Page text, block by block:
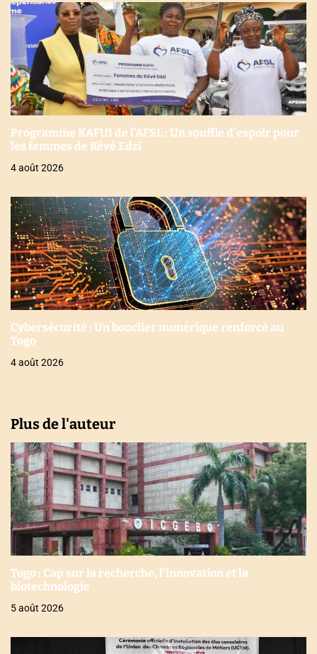
Programme KAFUI de l’AFSL : Un souffle d’espoir pour
les femmes de Kévé Edzi
4 août 2026
Cybersécurité : Un bouclier numérique renforcé au
Togo
4 août 2026
Plus de l'auteur
Togo : Cap sur la recherche, l’innovation et la
biotechnologie
5 août 2026